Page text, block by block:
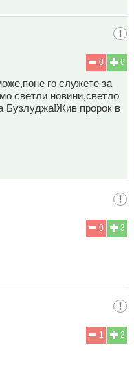
6
0
го служете за
светли новини,светло
Бузлуджа!Жив пророк в
3
0
2
1